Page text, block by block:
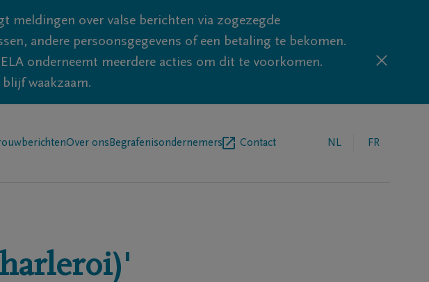
meldingen over valse berichten via zogezegde
andere persoonsgegevens of een betaling te bekomen.
onderneemt meerdere acties om dit te voorkomen.
waakzaam.
Over ons Begrafenisondernemers Contact NL FR